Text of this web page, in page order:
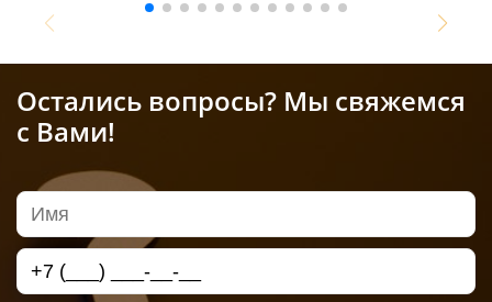
Остались вопросы? Мы свяжемся
с Вами!